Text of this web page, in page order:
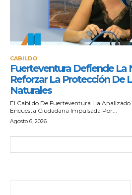
CABILDO
Fuerteventura Defiende La
Reforzar La Protección De
Naturales
El Cabildo De Fuerteventura Ha Analizado
Encuesta Ciudadana Impulsada Por...
Agosto 6, 2026